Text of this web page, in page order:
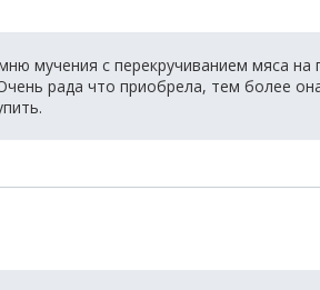
мучения с перекручиванием мяса
рада что приобрела, тем более